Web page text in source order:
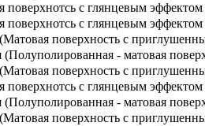
поверхнотсь с глянцевым эффектом
поверхнотсь с глянцевым эффектом
поверхность с
(Полуполированная - матовая
поверхность с
поверхнотсь с глянцевым эффектом
(Полуполированная - матовая
поверхность с